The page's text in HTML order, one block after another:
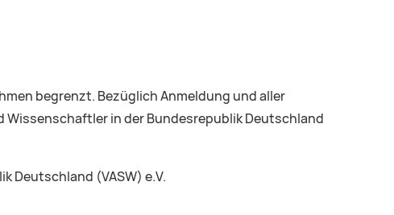
begrenzt. Bezüglich Anmeldung und aller
in der Bundesrepublik Deutschland
Deutschland (VASW) e.V.